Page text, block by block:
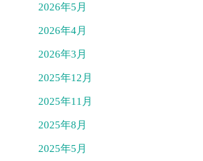
2026年5月
2026年4月
2026年3月
2025年12月
2025年11月
2025年8月
2025年5月